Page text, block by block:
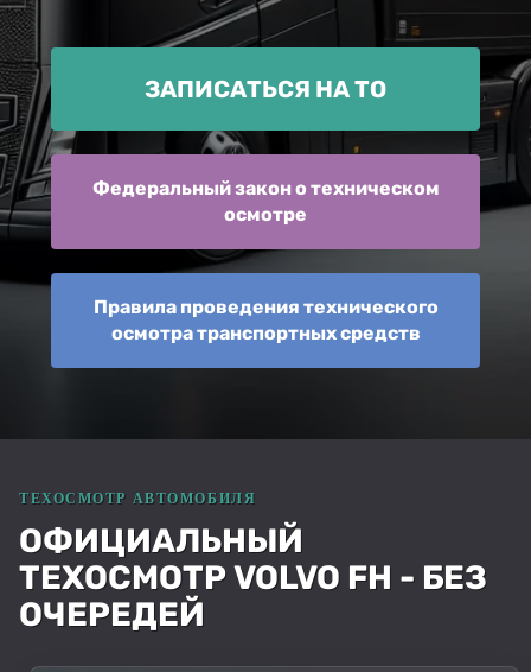
ЗАПИСАТЬСЯ НА ТО
Федеральный закон о техническом
осмотре
Правила проведения технического
осмотра транспортных средств
ОФИЦИАЛЬНЫЙ
ТЕХОСМОТР VOLVO FH - БЕЗ
ОЧЕРЕДЕЙ